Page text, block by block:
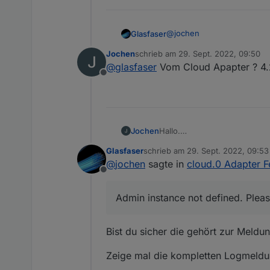
Glasfaser@jochen
Welche Version ..!?
Offline
Jochenschrieb am 29. Sept. 2022, 09:50
zuletzt editiert von
@glasfaser Vom Cloud Apapter ?
JochenHallo.
Ich werde aber ein "Problem
Vielleicht kann mir jemand
Fehlermeldungen aus.
"Cannot request web pages"
node 16.17.0 / NPM 8.15.0
Offline
Glasfaserschrieb am 29. Sept. 2022, 09:53
zuletzt editiert von
@jochen sagte in cloud.0 Adapter
Admin instance not defined.
Bist du sicher die gehört zur
Zeige mal die kompletten